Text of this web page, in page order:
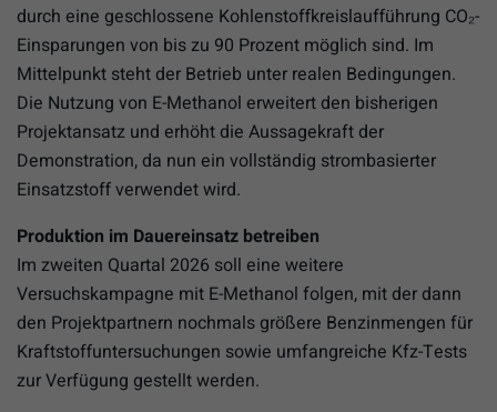
durch eine geschlossene Kohlenstoffkreislaufführung CO₂-
Einsparungen von bis zu 90 Prozent möglich sind. Im
Mittelpunkt steht der Betrieb unter realen Bedingungen.
Die Nutzung von E-Methanol erweitert den bisherigen
Projektansatz und erhöht die Aussagekraft der
Demonstration, da nun ein vollständig strombasierter
Einsatzstoff verwendet wird.
Produktion im Dauereinsatz betreiben
Im zweiten Quartal 2026 soll eine weitere
Versuchskampagne mit E-Methanol folgen, mit der dann
den Projektpartnern nochmals größere Benzinmengen für
Kraftstoffuntersuchungen sowie umfangreiche Kfz-Tests
zur Verfügung gestellt werden.